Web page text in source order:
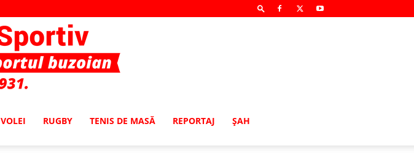
VOLEI RUGBY TENIS DE MASĂ REPORTAJ ŞAH